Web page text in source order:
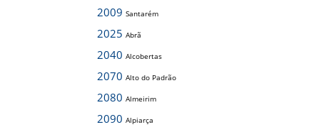
2009 Santarém
2025 Abrã
2040 Alcobertas
2070 Alto do Padrão
2080 Almeirim
2090 Alpiarça